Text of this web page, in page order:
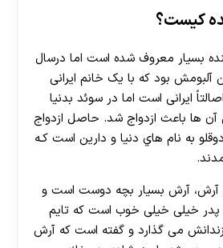
کیست؟
بسیار معروف شده است اما درسال
آلبومش بود که با یک خانم ایرانی
ایرانی است اما در سوئد بدنیا
آن ها باعث ازدواج شد. حاصل ازدواج
به نام هاي دنیا و دارین است کـه
آرش بسیار بچه دوست است و
خیلی خیلی خوب است که تایم
می گذارد و گفته است که آرش